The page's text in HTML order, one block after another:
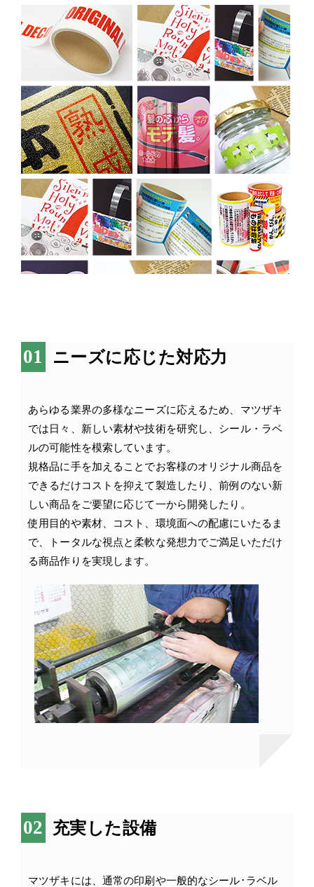
ニーズに応じた対応力
あらゆる業界の多様なニーズに応えるため、マツザキ
では日々、新しい素材や技術を研究し、シール・ラベ
ルの可能性を模索しています。
規格品に手を加えることでお客様のオリジナル商品を
できるだけコストを抑えて製造したり、前例のない新
しい商品をご要望に応じて一から開発したり。
使用目的や素材、コスト、環境面への配慮にいたるま
で、トータルな視点と柔軟な発想力でご満足いただけ
る商品作りを実現します。
充実した設備
マツザキには、通常の印刷や一般的なシール･ラベル